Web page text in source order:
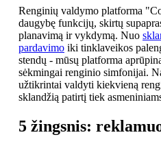
Renginių valdymo platforma
daugybę funkcijų, skirtų
planavimą ir vykdymą. Nuo
pardavimo iki tinklaveikos
stendų - mūsų platforma
sėkmingai renginio simfonijai.
užtikrintai valdyti kiekvieną
sklandžią patirtį tiek
5 žingsnis: